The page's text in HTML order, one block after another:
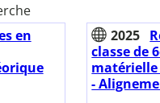
en
2025
classe de
-